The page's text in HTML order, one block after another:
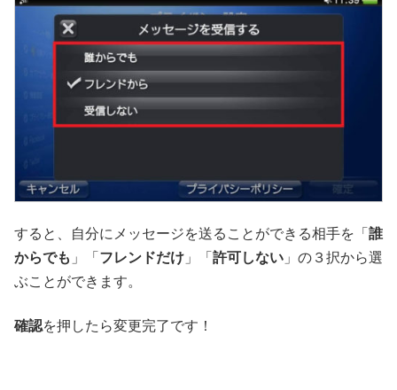
すると、自分にメッセージを送ることができる相手を「 誰
からでも 」「 フレンドだけ 」「 許可しない 」の３択から選
ぶことができます。
確認を押したら変更完了です！